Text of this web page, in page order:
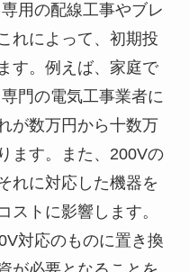
用の配線工事やブレ
れによって、初期投
す。例えば、家庭で
門の電気工事業者に
が数万円から十数万
ます。また、200Vの
れに対応した機器を
ストに影響します。
対応のものに置き換